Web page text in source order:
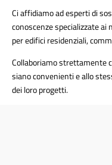
Ci affidiamo ad esperti di
conoscenze specializzate
per edifici residenziali,
Collaboriamo strettamente
siano convenienti e allo
dei loro progetti.